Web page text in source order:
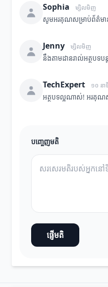
Sophia ម្សិលមិញ
សូមអរគុណសម្រាប់ព័ត៌មា
Jenny ម្សិលមិញ
នឹងតាមដានរាល់អត្ថបទប
TechExpert ១០ នា
អត្ថបទល្អណាស់! អរគុណស
បញ្ចេញមតិ
ផ្ញើមតិ